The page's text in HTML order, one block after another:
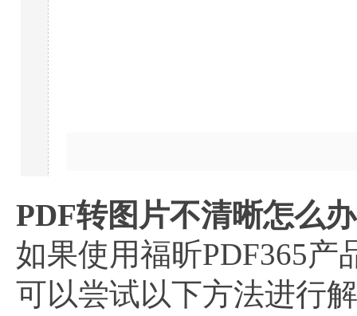
PDF转图片不清晰怎么
如果使用福昕PDF365
可以尝试以下方法进行